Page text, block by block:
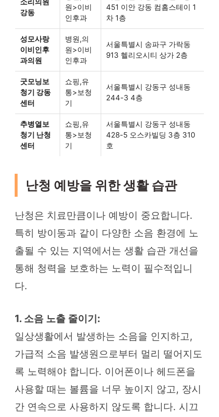
강동
원>이비
인후과
451 이안 강동 컴홈스테이 1
차 1층
성모사랑
이비인후
과의원
병원,의
원>이비
인후과
서울특별시 송파구 가락동
913 헬리오시티 상가 2층
굿모닝보
청기 강동
센터
쇼핑,유
통>보청
기
서울특별시 강동구 성내동
244-3 4층
추병열보
청기 난청
센터
쇼핑,유
통>보청
기
서울특별시 강동구 성내동
428-5 오스카빌딩 3층 310
호
난청 예방을 위한 생활 습관
난청은 치료만큼이나 예방이 중요합니다.
특히 방이동과 같이 다양한 소음 환경에 노
출될 수 있는 지역에서는 생활 습관 개선을
통해 청력을 보호하는 노력이 필수적입니
다.
1. 소음 노출 줄이기:
일상생활에서 발생하는 소음을 인지하고,
가급적 소음 발생원으로부터 멀리 떨어지도
록 노력해야 합니다. 이어폰이나 헤드폰을
사용할 때는 볼륨을 너무 높이지 않고, 장시
간 연속으로 사용하지 않도록 합니다. 시끄